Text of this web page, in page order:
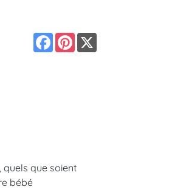
Facebook
Pinterest
que soient
bébé